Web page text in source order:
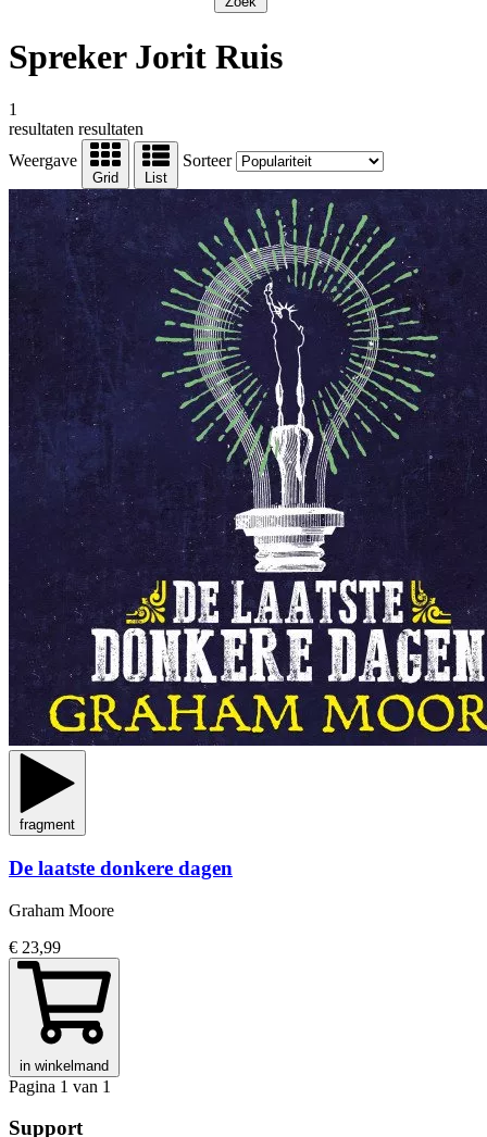
Spreker Jorit Ruis
1
resultaten resultaten
Weergave
Grid List
Sorteer
fragment
De laatste donkere dagen
Graham Moore
€ 23,99
in winkelmand
Pagina 1 van 1
Support